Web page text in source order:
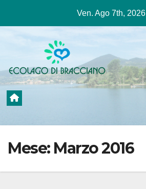
contenuto
Ven. Ago 7th, 2026
Mese: Marzo 2016